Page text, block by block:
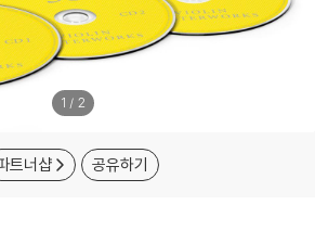
1 / 2
트너샵 공유하기